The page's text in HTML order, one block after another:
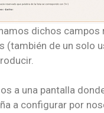
dichos campos
(también de un solo
a una pantalla
a configurar por